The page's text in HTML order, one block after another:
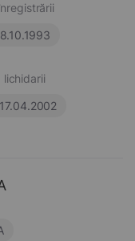
lichidarii
17.04.2002